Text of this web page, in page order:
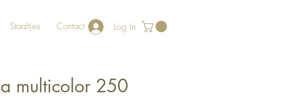
Staaltjes Contact Log In
multicolor 250